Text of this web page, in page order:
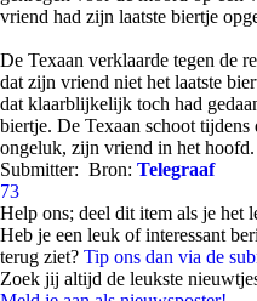
vriend had zijn laatste biertje
De Texaan verklaarde tegen de
dat zijn vriend niet het laatste
dat klaarblijkelijk toch had
biertje. De Texaan schoot
ongeluk, zijn vriend in het hoofd.
Submitter: Bron: Telegraaf
73
Help ons; deel dit item als je het
Heb je een leuk of interessant
terug ziet? Tip ons dan via de
Zoek jij altijd de leukste